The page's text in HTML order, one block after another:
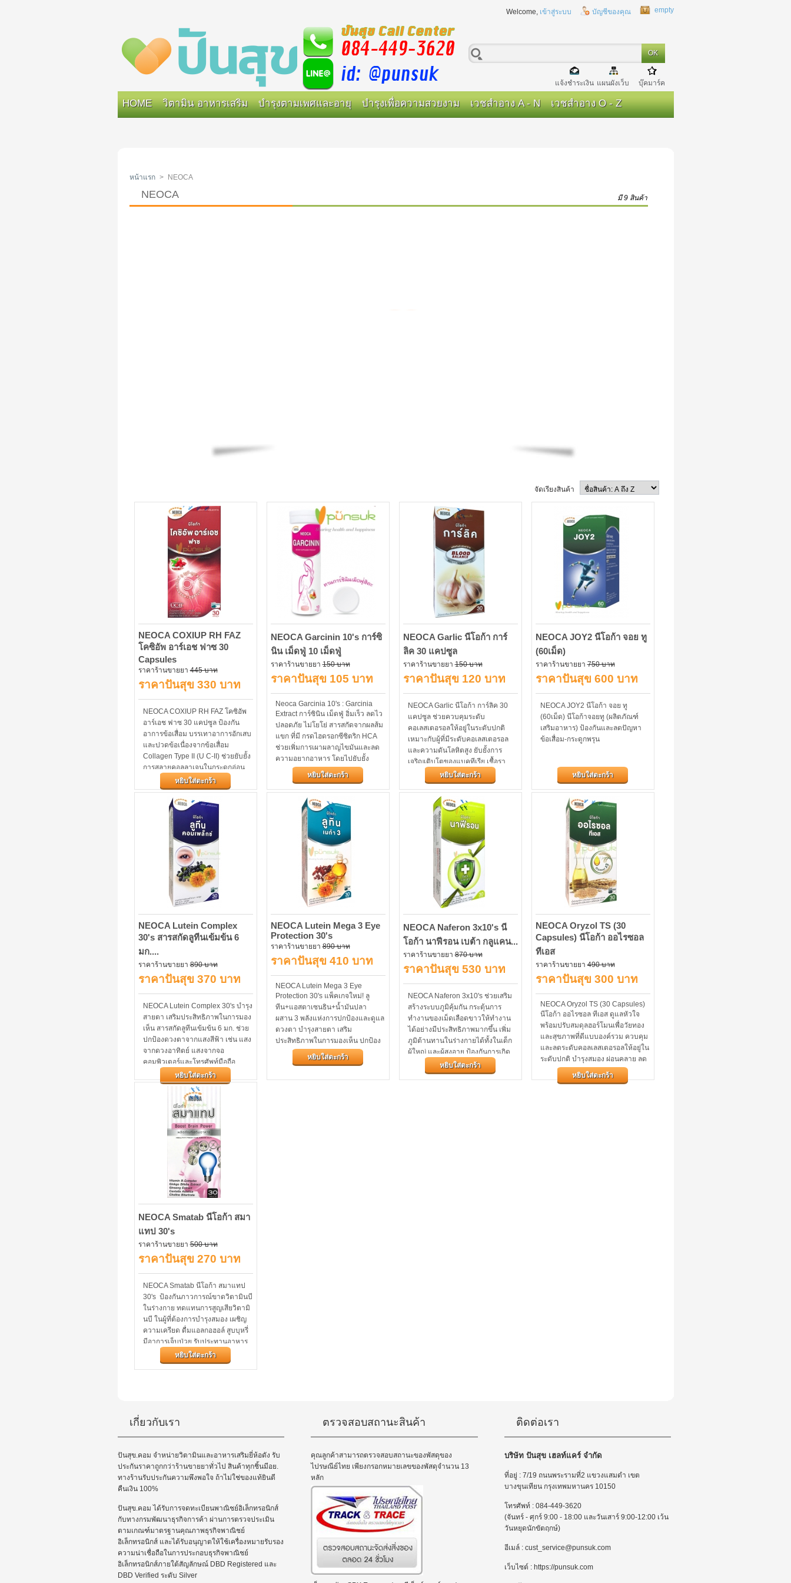
empty
บัญชีของคุณ
Welcome, เข้าสู่ระบบ
แจ้งชำระเงิน แผนผังเว็บ บุ๊คมาร์ค
HOME วิตามิน อาหารเสริม บำรุงตามเพศและอายุ บำรุงเพื่อความสวยงาม เวชสำอาง A - N เวชสำอาง O - Z
หน้าแรก > NEOCA
NEOCA มี 9 สินค้า
จัดเรียงสินค้า
NEOCA COXIUP RH FAZ
โคซิอัพ อาร์เอช ฟาซ 30
Capsules
ราคาร้านขายยา445 บาท
ราคาปันสุข 330 บาท
NEOCA COXIUP RH FAZ โคซิอัพ
อาร์เอช ฟาซ 30 แคปซูล ป้องกัน
อาการข้อเสื่อม บรรเทาอาการอักเสบ
และปวดข้อเนื่องจากข้อเสื่อม
Collagen Type II (U C-II) ช่วยยับยั้ง
การสลายคอลลาเจนในกระดูกอ่อน
บริเวณข้อซึ่งเป็นสาเหตุให้เกิดโรค
ข้อเสื่อม และสารสกัดจาก โรสฮิป...
หยิบใส่ตะกร้า
NEOCA Garcinin 10's การ์ซิ
นิน เม็ดฟู่ 10 เม็ดฟู่
ราคาร้านขายยา150 บาท
ราคาปันสุข 105 บาท
Neoca Garcinia 10's : Garcinia
Extract การ์ซินิน เม็ดฟู่ อิ่มเร็ว ลดไว
ปลอดภัย ไม่โยโย่ สารสกัดจากผลส้ม
แขก ที่มี กรดไฮดรอกซีซิตริก HCA
ช่วยเพิ่มการเผาผลาญไขมันและลด
ความอยากอาหาร โดยไปยับยั้ง
เอนไซม์บางชนิดที่ร่างกายนำมาใช้
ในการสร้างไขมัน อีกทั้งยังทำให้รู้สึก
หิวน้อยลงอีกด้วย
หยิบใส่ตะกร้า
NEOCA Garlic นีโอก้า การ์
ลิค 30 แคปซูล
ราคาร้านขายยา150 บาท
ราคาปันสุข 120 บาท
NEOCA Garlic นีโอก้า การ์ลิค 30
แคปซูล ช่วยควบคุมระดับ
คอเลสเตอรอลให้อยู่ในระดับปกติ
เหมาะกับผู้ที่มีระดับคอเลสเตอรอล
และความดันโลหิตสูง ยับยั้งการ
เจริญเติบโตของแบคทีเรีย เชื้อรา
และไวรัส เหมาะกับผู้ที่มีปัญหาเรื่อง
ตกขาวและเชื้อราในช่องคลอด เสริม
สร้างระบบภูมิคุ้มกันในร่างกาย...
หยิบใส่ตะกร้า
NEOCA JOY2 นีโอก้า จอย ทู
(60เม็ด)
ราคาร้านขายยา750 บาท
ราคาปันสุข 600 บาท
NEOCA JOY2 นีโอก้า จอย ทู
(60เม็ด) นีโอก้าจอยทู (ผลิตภัณฑ์
เสริมอาหาร) ป้องกันและลดปัญหา
ข้อเสื่อม-กระดูกพรุน
หยิบใส่ตะกร้า
NEOCA Lutein Complex
30's สารสกัดลูทีนเข้มข้น 6
มก....
ราคาร้านขายยา890 บาท
ราคาปันสุข 370 บาท
NEOCA Lutein Complex 30's บำรุง
สายตา เสริมประสิทธิภาพในการมอง
เห็น สารสกัดลูทีนเข้มข้น 6 มก. ช่วย
ปกป้องดวงตาจากแสงสีฟ้า เช่น แสง
จากดวงอาทิตย์ แสงจากจอ
คอมพิวเตอร์และโทรศัพท์มือถือ
เป็นต้น สารสกัดจากบิลเบอร์รี่...
หยิบใส่ตะกร้า
NEOCA Lutein Mega 3 Eye
Protection 30's
ราคาร้านขายยา890 บาท
ราคาปันสุข 410 บาท
NEOCA Lutein Mega 3 Eye
Protection 30's แพ็คเกจใหม่! ลู
ทีน+แอสตาเซนธิน+น้ำมันปลา
ผสาน 3 พลังแห่งการปกป้องและดูแล
ดวงตา บำรุงสายตา เสริม
ประสิทธิภาพในการมองเห็น ปกป้อง
ดวงตาจากแสงสีฟ้า เช่น แสงจาก
ดวงอาทิตย์...
หยิบใส่ตะกร้า
NEOCA Naferon 3x10's นี
โอก้า นาฟีรอน เบต้า กลูแคน...
ราคาร้านขายยา870 บาท
ราคาปันสุข 530 บาท
NEOCA Naferon 3x10's ช่วยเสริม
สร้างระบบภูมิคุ้มกัน กระตุ้นการ
ทำงานของเม็ดเลือดขาวให้ทำงาน
ได้อย่างมีประสิทธิภาพมากขึ้น เพิ่ม
ภูมิต้านทานในร่างกายได้ทั้งในเด็ก
ผู้ใหญ่ และผู้สูงอายุ ป้องกันการเกิด
หวัด และบรรเทาการเกิดภูมิแพ้
ต่างๆ...
หยิบใส่ตะกร้า
NEOCA Oryzol TS (30
Capsules) นีโอก้า ออไรซอล
ทีเอส
ราคาร้านขายยา490 บาท
ราคาปันสุข 300 บาท
NEOCA Oryzol TS (30 Capsules)
นีโอก้า ออไรซอล ทีเอส ดูแลหัวใจ
พร้อมปรับสมดุลฮอร์โมนเพื่อวัยทอง
และสุขภาพที่ดีแบบองค์รวม ควบคุม
และลดระดับคอลเลสเตอรอลให้อยู่ใน
ระดับปกติ บำรุงสมอง ผ่อนคลาย ลด
เครียด นอนหลับสบาย ต่อต้านอนุมูล
อิสระ ชะลอความเสื่อมของเซลล์
หยิบใส่ตะกร้า
NEOCA Smatab นีโอก้า สมา
แทป 30's
ราคาร้านขายยา500 บาท
ราคาปันสุข 270 บาท
NEOCA Smatab นีโอก้า สมาแทป
30's ป้องกันภาวการณ์ขาดวิตามินบี
ในร่างกาย ทดแทนการสูญเสียวิตามิ
นบี ในผู้ที่ต้องการบำรุงสมอง เผชิญ
ความเครียด ดื่มแอลกอฮอล์ สูบบุหรี่
มีอาการเจ็บป่วย รับประทานอาหาร
เจ หรือมังสวิรัติ (ชื่อเดิม Neoca
Smacap)
หยิบใส่ตะกร้า
เกี่ยวกับเรา
ปันสุข.คอม จำหน่ายวิตามินและอาหารเสริมยี่ห้อดัง รับ
ประกันราคาถูกกว่าร้านขายยาทั่วไป สินค้าทุกชิ้นมีอย.
ทางร้านรับประกันความพึงพอใจ ถ้าไม่ใช่ของแท้ยินดี
คืนเงิน 100%
ปันสุข.คอม ได้รับการจดทะเบียนพาณิชย์อิเล็กทรอนิกส์
กับทางกรมพัฒนาธุรกิจการค้า ผ่านการตรวจประเมิน
ตามเกณฑ์มาตรฐานคุณภาพธุรกิจพาณิชย์
อิเล็กทรอนิกส์ และได้รับอนุญาตให้ใช้เครื่องหมายรับรอง
ความน่าเชื่อถือในการประกอบธุรกิจพาณิชย์
อิเล็กทรอนิกส์ภายใต้สัญลักษณ์ DBD Registered และ
DBD Verified ระดับ Silver
ตรวจสอบสถานะสินค้า
คุณลูกค้าสามารถตรวจสอบสถานะของพัสดุของ
ไปรษณีย์ไทย เพียงกรอกหมายเลขของพัสดุจำนวน 13
หลัก
ติดต่อเรา
บริษัท ปันสุข เฮลท์แคร์ จำกัด
ที่อยู่ : 7/19 ถนนพระรามที่2 แขวงแสมดำ เขต
บางขุนเทียน กรุงเทพมหานคร 10150
โทรศัพท์ : 084-449-3620
(จันทร์ - ศุกร์ 9:00 - 18:00 และวันเสาร์ 9:00-12:00 เว้น
วันหยุดนักขัตฤกษ์)
อีเมล์ : cust_service@punsuk.com
เว็บไซต์ : https://punsuk.com